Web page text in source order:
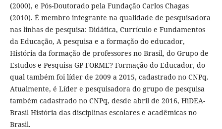
(2000), e Pós-Doutorado pela Fundação Carlos Chagas
(2010). É membro integrante na qualidade de pesquisadora
nas linhas de pesquisa: Didática, Currículo e Fundamentos
da Educação, A pesquisa e a formação do educador,
História da formação de professores no Brasil, do Grupo de
Estudos e Pesquisa GP FORME? Formação do Educador, do
qual também foi líder de 2009 a 2015, cadastrado no CNPq.
Atualmente, é Líder e pesquisadora do grupo de pesquisa
também cadastrado no CNPq, desde abril de 2016, HiDEA-
Brasil História das disciplinas escolares e acadêmicas no
Brasil.